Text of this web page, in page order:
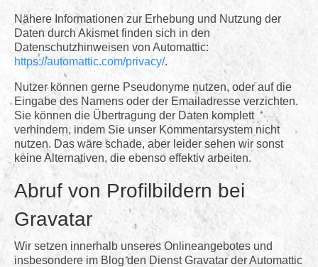
Nähere Informationen zur Erhebung und Nutzung der
Daten durch Akismet finden sich in den
Datenschutzhinweisen von Automattic:
https://automattic.com/privacy/.
Nutzer können gerne Pseudonyme nutzen, oder auf die
Eingabe des Namens oder der Emailadresse verzichten.
Sie können die Übertragung der Daten komplett
verhindern, indem Sie unser Kommentarsystem nicht
nutzen. Das wäre schade, aber leider sehen wir sonst
keine Alternativen, die ebenso effektiv arbeiten.
Abruf von Profilbildern bei
Gravatar
Wir setzen innerhalb unseres Onlineangebotes und
insbesondere im Blog den Dienst Gravatar der Automattic